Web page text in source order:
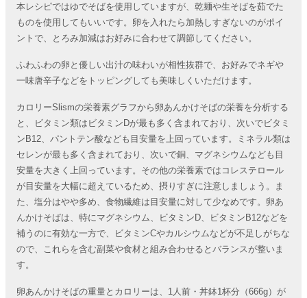
本レシピではゆでそばを使用していますが、乾麺や生そばを茹でた
ものを使用してもいいです。卵を入れたら加熱しすぎないのがポイ
ントで、とろみ加減はお好みに合わせて調節してください。
ふわふわの卵と優しい出汁の味わいが相性抜群で、お好みでネギや
一味唐辛子などをトッピングしても美味しくいただけます。
カロリーSlismの栄養素グラフから卵あんかけそばの栄養を分析する
と、ビタミン類はビタミンDが最も多く含まれており、次いでビタミ
ンB12、パントテン酸なども目安量を上回っています。ミネラル類は
セレンが最も多く含まれており、次いで銅、マグネシウムなども目
安量を大きく上回っています。その他の栄養素ではコレステロール
が目安量を大幅に超えているため、摂りすぎに注意しましょう。ま
た、塩分はやや多め、食物繊維は目安量に対して少なめです。卵あ
んかけそばは、特にマグネシウム、ビタミンD、ビタミンB12などを
補うのに有効な一方で、ビタミンCやカルシウムなどが不足しがちな
ので、これらを含む副菜や食材と組み合わせるとバランスが整いま
す。
卵あんかけそばの重量とカロリーは、1人前・丼鉢1杯分（666g）が